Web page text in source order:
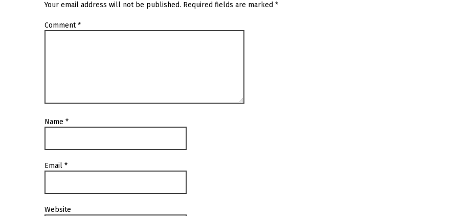
Your email address will not be published. Required fields are marked *
Comment*
Name *
Email *
Website